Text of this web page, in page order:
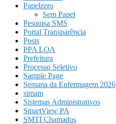
Papelzero
Sem Papel
Pesquisa SMS
Portal Transparência
Posts
PPA LOA
Prefeitura
Processo Seletivo
Sample Page
Semana da Enfermagem 2026
simam
Sistemas Administrativos
SmartView PA
SMTI Chamados